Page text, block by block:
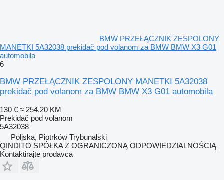
BMW PRZEŁĄCZNIK ZESPOLONY
MANETKI 5A32038 prekidač pod volanom za BMW BMW X3 G01
automobila
6
BMW PRZEŁĄCZNIK ZESPOLONY MANETKI 5A32038
prekidač pod volanom za BMW BMW X3 G01 automobila
130 € ≈ 254,20 KM
Prekidač pod volanom
5A32038
Poljska, Piotrków Trybunalski
QINDITO SPÓŁKA Z OGRANICZONĄ ODPOWIEDZIALNOŚCIĄ
Kontaktirajte prodavca